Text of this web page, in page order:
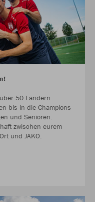
50 Ländern
bis in die Champions
und Senioren.
zwischen eurem
und JAKO.